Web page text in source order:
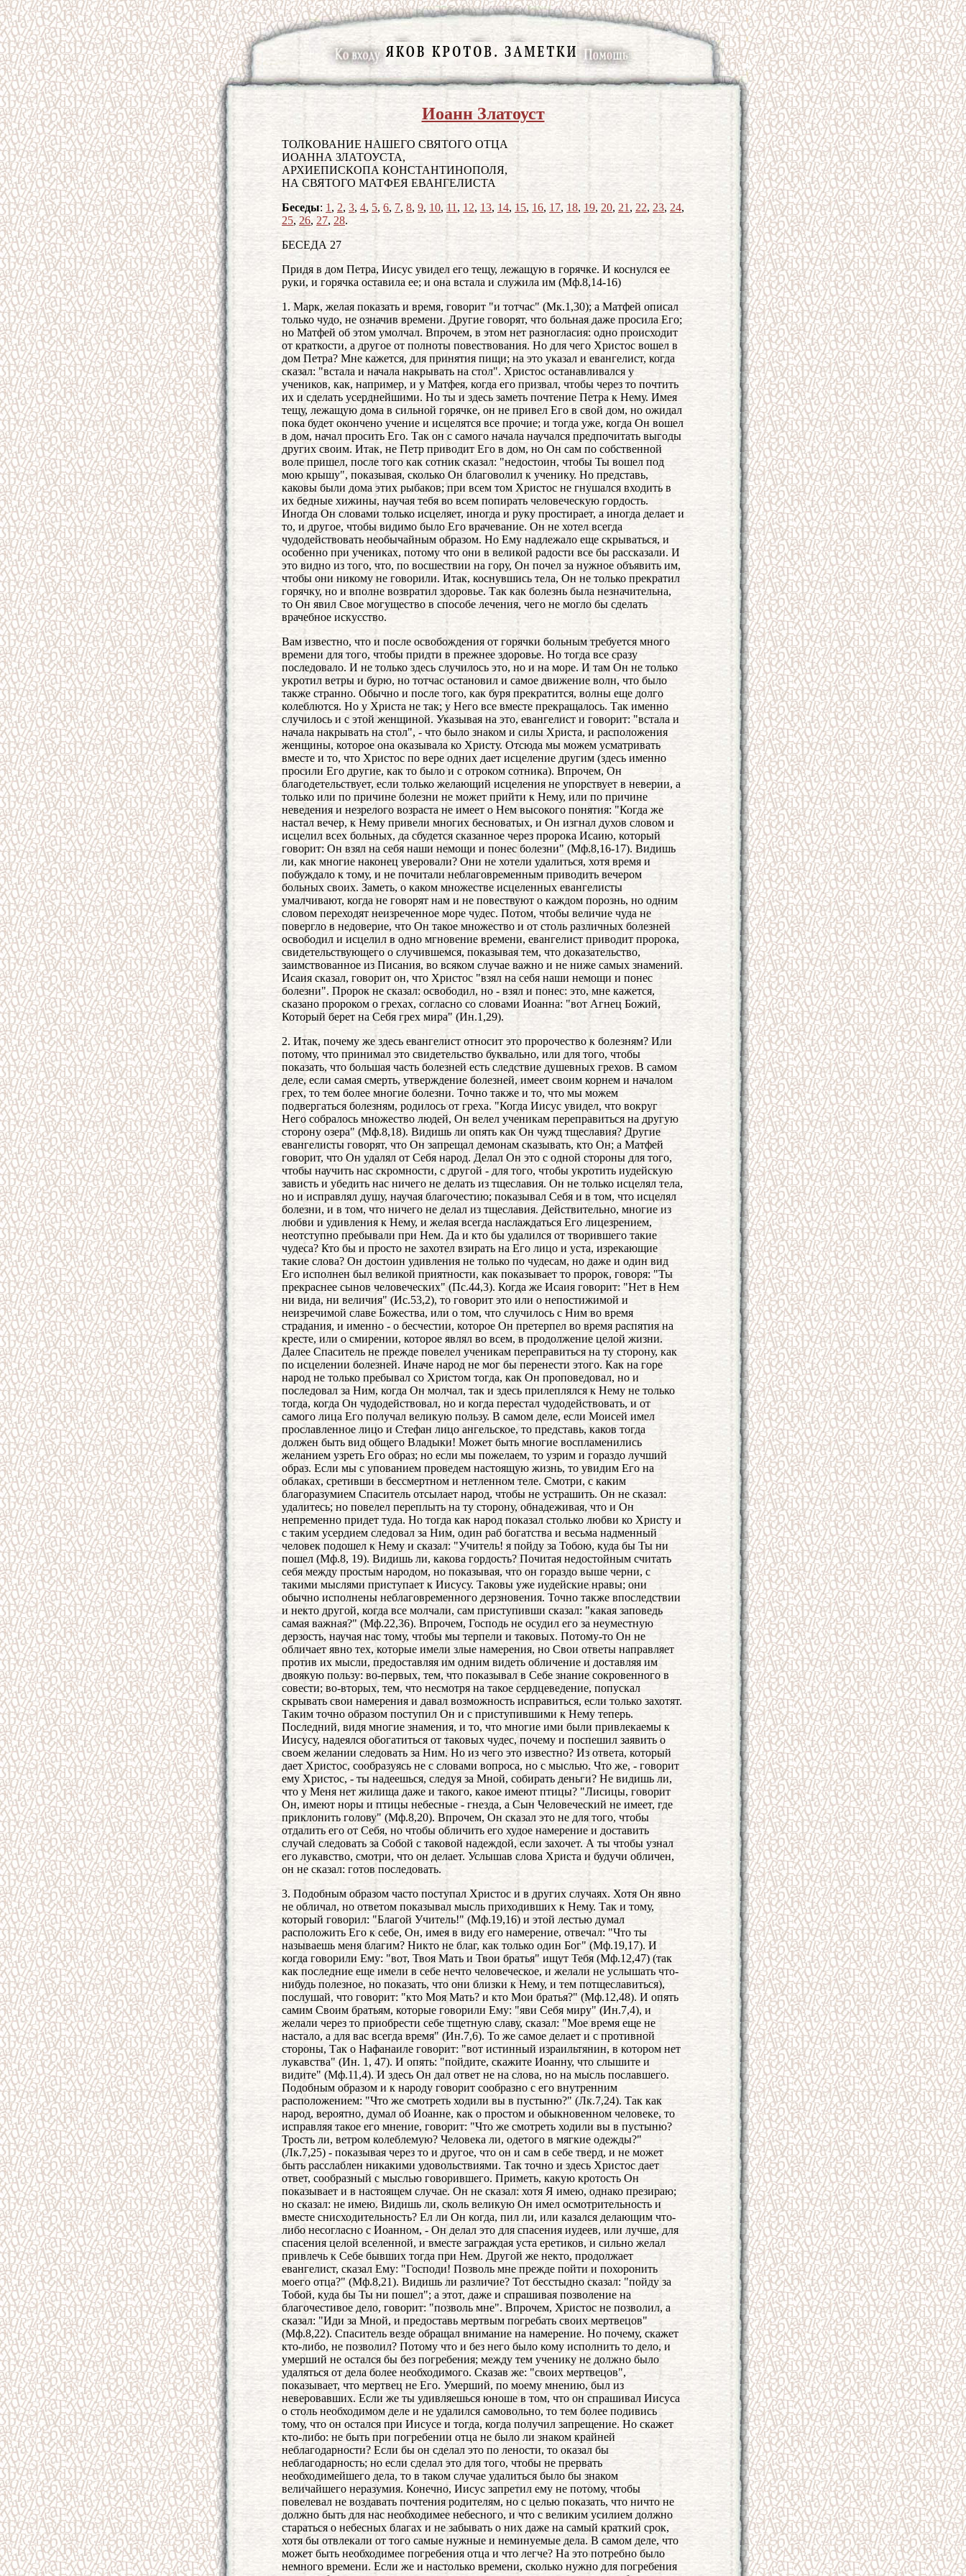
Иоанн Златоуст
ТОЛКОВАНИЕ НАШЕГО СВЯТОГО ОТЦА
ИОАННА ЗЛАТОУСТА,
АРХИЕПИСКОПА КОНСТАНТИНОПОЛЯ,
НА СВЯТОГО МАТФЕЯ ЕВАНГЕЛИСТА
Беседы: 1 , 2, 3, 4, 5, 6, 7, 8, 9, 10, 11 , 12, 13, 14, 15, 16, 17, 18, 19, 20, 21 , 22, 23, 24,
25, 26, 27, 28.
БЕСЕДА 27
Придя в дом Петра, Иисус увидел его тещу, лежащую в горячке. И коснулся ее
руки, и горячка оставила ее; и она встала и служила им (Мф.8,14-16)
1. Марк, желая показать и время, говорит "и тотчас" (Мк.1,30); а Матфей описал
только чудо, не означив времени. Другие говорят, что больная даже просила Его;
но Матфей об этом умолчал. Впрочем, в этом нет разногласия: одно происходит
от краткости, а другое от полноты повествования. Но для чего Христос вошел в
дом Петра? Мне кажется, для принятия пищи; на это указал и евангелист, когда
сказал: "встала и начала накрывать на стол". Христос останавливался у
учеников, как, например, и у Матфея, когда его призвал, чтобы через то почтить
их и сделать усерднейшими. Но ты и здесь заметь почтение Петра к Нему. Имея
тещу, лежащую дома в сильной горячке, он не привел Его в свой дом, но ожидал
пока будет окончено учение и исцелятся все прочие; и тогда уже, когда Он вошел
в дом, начал просить Его. Так он с самого начала научался предпочитать выгоды
других своим. Итак, не Петр приводит Его в дом, но Он сам по собственной
воле пришел, после того как сотник сказал: "недостоин, чтобы Ты вошел под
мою крышу", показывая, сколько Он благоволил к ученику. Но представь,
каковы были дома этих рыбаков; при всем том Христос не гнушался входить в
их бедные хижины, научая тебя во всем попирать человеческую гордость.
Иногда Он словами только исцеляет, иногда и руку простирает, а иногда делает и
то, и другое, чтобы видимо было Его врачевание. Он не хотел всегда
чудодействовать необычайным образом. Но Ему надлежало еще скрываться, и
особенно при учениках, потому что они в великой радости все бы рассказали. И
это видно из того, что, по восшествии на гору, Он почел за нужное объявить им,
чтобы они никому не говорили. Итак, коснувшись тела, Он не только прекратил
горячку, но и вполне возвратил здоровье. Так как болезнь была незначительна,
то Он явил Свое могущество в способе лечения, чего не могло бы сделать
врачебное искусство.
Вам известно, что и после освобождения от горячки больным требуется много
времени для того, чтобы придти в прежнее здоровье. Но тогда все сразу
последовало. И не только здесь случилось это, но и на море. И там Он не только
укротил ветры и бурю, но тотчас остановил и самое движение волн, что было
также странно. Обычно и после того, как буря прекратится, волны еще долго
колеблются. Но у Христа не так; у Него все вместе прекращалось. Так именно
случилось и с этой женщиной. Указывая на это, евангелист и говорит: "встала и
начала накрывать на стол", - что было знаком и силы Христа, и расположения
женщины, которое она оказывала ко Христу. Отсюда мы можем усматривать
вместе и то, что Христос по вере одних дает исцеление другим (здесь именно
просили Его другие, как то было и с отроком сотника). Впрочем, Он
благодетельствует, если только желающий исцеления не упорствует в неверии, а
только или по причине болезни не может прийти к Нему, или по причине
неведения и незрелого возраста не имеет о Нем высокого понятия: "Когда же
настал вечер, к Нему привели многих бесноватых, и Он изгнал духов словом и
исцелил всех больных, да сбудется сказанное через пророка Исаию, который
говорит: Он взял на себя наши немощи и понес болезни" (Мф.8,16-17). Видишь
ли, как многие наконец уверовали? Они не хотели удалиться, хотя время и
побуждало к тому, и не почитали неблаговременным приводить вечером
больных своих. Заметь, о каком множестве исцеленных евангелисты
умалчивают, когда не говорят нам и не повествуют о каждом порознь, но одним
словом переходят неизреченное море чудес. Потом, чтобы величие чуда не
повергло в недоверие, что Он такое множество и от столь различных болезней
освободил и исцелил в одно мгновение времени, евангелист приводит пророка,
свидетельствующего о случившемся, показывая тем, что доказательство,
заимствованное из Писания, во всяком случае важно и не ниже самых знамений.
Исаия сказал, говорит он, что Христос "взял на себя наши немощи и понес
болезни". Пророк не сказал: освободил, но - взял и понес: это, мне кажется,
сказано пророком о грехах, согласно со словами Иоанна: "вот Агнец Божий,
Который берет на Себя грех мира" (Ин.1,29).
2. Итак, почему же здесь евангелист относит это пророчество к болезням? Или
потому, что принимал это свидетельство буквально, или для того, чтобы
показать, что большая часть болезней есть следствие душевных грехов. В самом
деле, если самая смерть, утверждение болезней, имеет своим корнем и началом
грех, то тем более многие болезни. Точно также и то, что мы можем
подвергаться болезням, родилось от греха. "Когда Иисус увидел, что вокруг
Него собралось множество людей, Он велел ученикам переправиться на другую
сторону озера" (Мф.8,18). Видишь ли опять как Он чужд тщеславия? Другие
евангелисты говорят, что Он запрещал демонам сказывать, кто Он; а Матфей
говорит, что Он удалял от Себя народ. Делал Он это с одной стороны для того,
чтобы научить нас скромности, с другой - для того, чтобы укротить иудейскую
зависть и убедить нас ничего не делать из тщеславия. Он не только исцелял тела,
но и исправлял душу, научая благочестию; показывал Себя и в том, что исцелял
болезни, и в том, что ничего не делал из тщеславия. Действительно, многие из
любви и удивления к Нему, и желая всегда наслаждаться Его лицезрением,
неотступно пребывали при Нем. Да и кто бы удалился от творившего такие
чудеса? Кто бы и просто не захотел взирать на Его лицо и уста, изрекающие
такие слова? Он достоин удивления не только по чудесам, но даже и один вид
Его исполнен был великой приятности, как показывает то пророк, говоря: "Ты
прекраснее сынов человеческих" (Пс.44,3). Когда же Исаия говорит: "Нет в Нем
ни вида, ни величия" (Ис.53,2), то говорит это или о непостижимой и
неизречимой славе Божества, или о том, что случилось с Ним во время
страдания, и именно - о бесчестии, которое Он претерпел во время распятия на
кресте, или о смирении, которое являл во всем, в продолжение целой жизни.
Далее Спаситель не прежде повелел ученикам переправиться на ту сторону, как
по исцелении болезней. Иначе народ не мог бы перенести этого. Как на горе
народ не только пребывал со Христом тогда, как Он проповедовал, но и
последовал за Ним, когда Он молчал, так и здесь прилеплялся к Нему не только
тогда, когда Он чудодействовал, но и когда перестал чудодействовать, и от
самого лица Его получал великую пользу. В самом деле, если Моисей имел
прославленное лицо и Стефан лицо ангельское, то представь, каков тогда
должен быть вид общего Владыки! Может быть многие воспламенились
желанием узреть Его образ; но если мы пожелаем, то узрим и гораздо лучший
образ. Если мы с упованием проведем настоящую жизнь, то увидим Его на
облаках, сретивши в бессмертном и нетленном теле. Смотри, с каким
благоразумием Спаситель отсылает народ, чтобы не устрашить. Он не сказал:
удалитесь; но повелел переплыть на ту сторону, обнадеживая, что и Он
непременно придет туда. Но тогда как народ показал столько любви ко Христу и
с таким усердием следовал за Ним, один раб богатства и весьма надменный
человек подошел к Нему и сказал: "Учитель! я пойду за Тобою, куда бы Ты ни
пошел (Мф.8, 19). Видишь ли, какова гордость? Почитая недостойным считать
себя между простым народом, но показывая, что он гораздо выше черни, с
такими мыслями приступает к Иисусу. Таковы уже иудейские нравы; они
обычно исполнены неблаговременного дерзновения. Точно также впоследствии
и некто другой, когда все молчали, сам приступивши сказал: "какая заповедь
самая важная?" (Мф.22,36). Впрочем, Господь не осудил его за неуместную
дерзость, научая нас тому, чтобы мы терпели и таковых. Потому-то Он не
обличает явно тех, которые имели злые намерения, но Свои ответы направляет
против их мысли, предоставляя им одним видеть обличение и доставляя им
двоякую пользу: во-первых, тем, что показывал в Себе знание сокровенного в
совести; во-вторых, тем, что несмотря на такое сердцеведение, попускал
скрывать свои намерения и давал возможность исправиться, если только захотят.
Таким точно образом поступил Он и с приступившими к Нему теперь.
Последний, видя многие знамения, и то, что многие ими были привлекаемы к
Иисусу, надеялся обогатиться от таковых чудес, почему и поспешил заявить о
своем желании следовать за Ним. Но из чего это известно? Из ответа, который
дает Христос, сообразуясь не с словами вопроса, но с мыслью. Что же, - говорит
ему Христос, - ты надеешься, следуя за Мной, собирать деньги? Не видишь ли,
что у Меня нет жилища даже и такого, какое имеют птицы? "Лисицы, говорит
Он, имеют норы и птицы небесные - гнезда, а Сын Человеческий не имеет, где
приклонить голову" (Мф.8,20). Впрочем, Он сказал это не для того, чтобы
отдалить его от Себя, но чтобы обличить его худое намерение и доставить
случай следовать за Собой с таковой надеждой, если захочет. А ты чтобы узнал
его лукавство, смотри, что он делает. Услышав слова Христа и будучи обличен,
он не сказал: готов последовать.
3. Подобным образом часто поступал Христос и в других случаях. Хотя Он явно
не обличал, но ответом показывал мысль приходивших к Нему. Так и тому,
который говорил: "Благой Учитель!" (Мф.19,16) и этой лестью думал
расположить Его к себе, Он, имея в виду его намерение, отвечал: "Что ты
называешь меня благим? Никто не благ, как только один Бог" (Мф.19,17). И
когда говорили Ему: "вот, Твоя Мать и Твои братья" ищут Тебя (Мф.12,47) (так
как последние еще имели в себе нечто человеческое, и желали не услышать что-
нибудь полезное, но показать, что они близки к Нему, и тем потщеславиться),
послушай, что говорит: "кто Моя Мать? и кто Мои братья?" (Мф.12,48). И опять
самим Своим братьям, которые говорили Ему: "яви Себя миру" (Ин.7,4), и
желали через то приобрести себе тщетную славу, сказал: "Мое время еще не
настало, а для вас всегда время" (Ин.7,6). То же самое делает и с противной
стороны, Так о Нафанаиле говорит: "вот истинный израильтянин, в котором нет
лукавства" (Ин. 1, 47). И опять: "пойдите, скажите Иоанну, что слышите и
видите" (Мф.11,4). И здесь Он дал ответ не на слова, но на мысль пославшего.
Подобным образом и к народу говорит сообразно с его внутренним
расположением: "Что же смотреть ходили вы в пустыню?" (Лк.7,24). Так как
народ, вероятно, думал об Иоанне, как о простом и обыкновенном человеке, то
исправляя такое его мнение, говорит: "Что же смотреть ходили вы в пустыню?
Трость ли, ветром колеблемую? Человека ли, одетого в мягкие одежды?"
(Лк.7,25) - показывая через то и другое, что он и сам в себе тверд, и не может
быть расслаблен никакими удовольствиями. Так точно и здесь Христос дает
ответ, сообразный с мыслью говорившего. Приметь, какую кротость Он
показывает и в настоящем случае. Он не сказал: хотя Я имею, однако презираю;
но сказал: не имею. Видишь ли, сколь великую Он имел осмотрительность и
вместе снисходительность? Ел ли Он когда, пил ли, или казался делающим что-
либо несогласно с Иоанном, - Он делал это для спасения иудеев, или лучше, для
спасения целой вселенной, и вместе заграждая уста еретиков, и сильно желал
привлечь к Себе бывших тогда при Нем. Другой же некто, продолжает
евангелист, сказал Ему: "Господи! Позволь мне прежде пойти и похоронить
моего отца?" (Мф.8,21). Видишь ли различие? Тот бесстыдно сказал: "пойду за
Тобой, куда бы Ты ни пошел"; а этот, даже и спрашивая позволение на
благочестивое дело, говорит: "позволь мне". Впрочем, Христос не позволил, а
сказал: "Иди за Мной, и предоставь мертвым погребать своих мертвецов"
(Мф.8,22). Спаситель везде обращал внимание на намерение. Но почему, скажет
кто-либо, не позволил? Потому что и без него было кому исполнить то дело, и
умерший не остался бы без погребения; между тем ученику не должно было
удаляться от дела более необходимого. Сказав же: "своих мертвецов",
показывает, что мертвец не Его. Умерший, по моему мнению, был из
неверовавших. Если же ты удивляешься юноше в том, что он спрашивал Иисуса
о столь необходимом деле и не удалился самовольно, то тем более подивись
тому, что он остался при Иисусе и тогда, когда получил запрещение. Но скажет
кто-либо: не быть при погребении отца не было ли знаком крайней
неблагодарности? Если бы он сделал это по лености, то оказал бы
неблагодарность; но если сделал это для того, чтобы не прервать
необходимейшего дела, то в таком случае удалиться было бы знаком
величайшего неразумия. Конечно, Иисус запретил ему не потому, чтобы
повелевал не воздавать почтения родителям, но с целью показать, что ничто не
должно быть для нас необходимее небесного, и что с великим усилием должно
стараться о небесных благах и не забывать о них даже на самый краткий срок,
хотя бы отвлекали от того самые нужные и неминуемые дела. В самом деле, что
может быть необходимее погребения отца и что легче? На это потребно было
немного времени. Если же и настолько времени, сколько нужно для погребения